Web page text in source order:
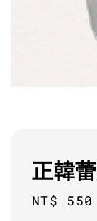
正韓
Regular
NT$ 550